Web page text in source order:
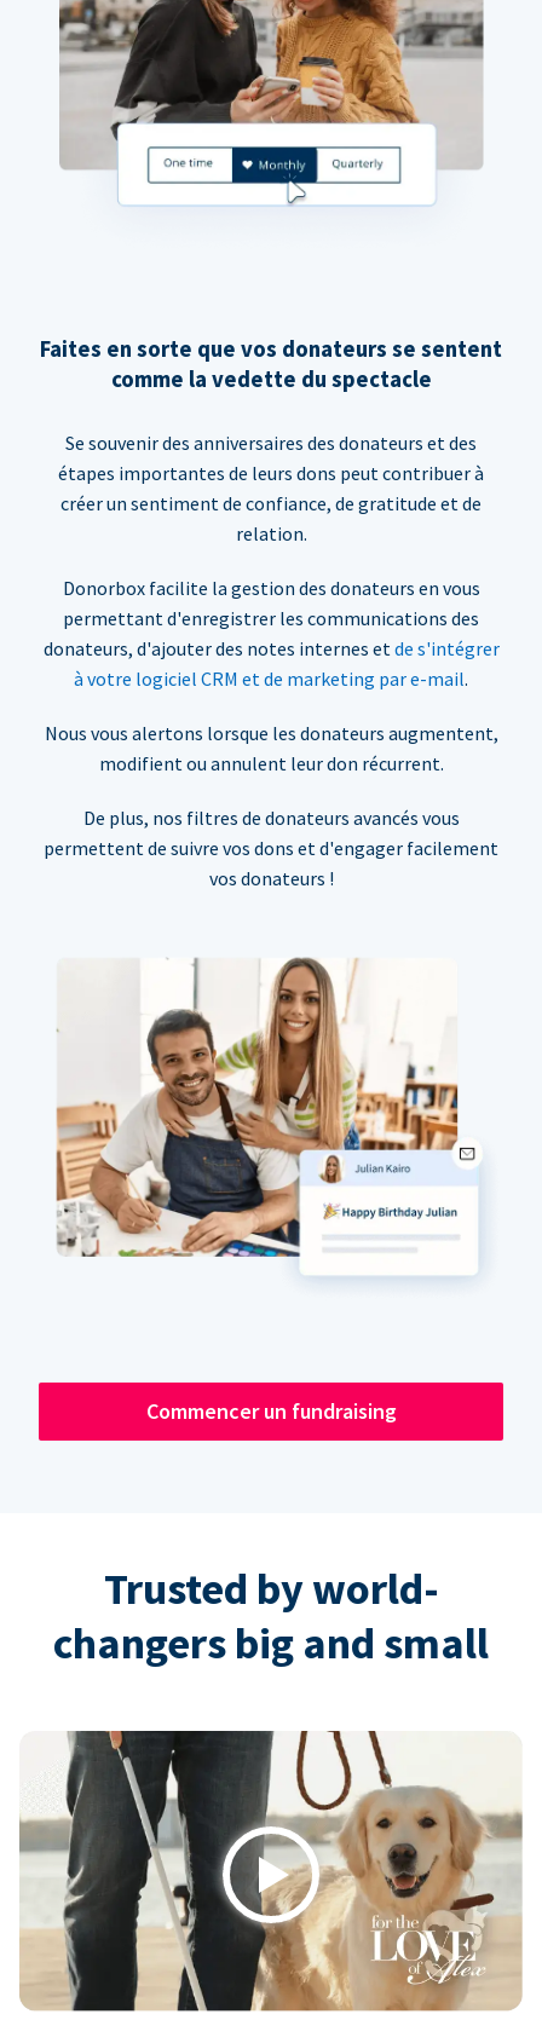
Faites en sorte que vos donateurs se sentent
comme la vedette du spectacle
Se souvenir des anniversaires des donateurs et des
étapes importantes de leurs dons peut contribuer à
créer un sentiment de confiance, de gratitude et de
relation.
Donorbox facilite la gestion des donateurs en vous
permettant d'enregistrer les communications des
donateurs, d'ajouter des notes internes etde s'intégrer
à votre logiciel CRM et de marketing par e-mail.
Nous vous alertons lorsque les donateurs augmentent,
modifient ou annulent leur don récurrent.
De plus, nos filtres de donateurs avancés vous
permettent de suivre vos dons et d'engager facilement
vos donateurs !
Commencer un fundraising
Trusted by world-
changers big and small
Play